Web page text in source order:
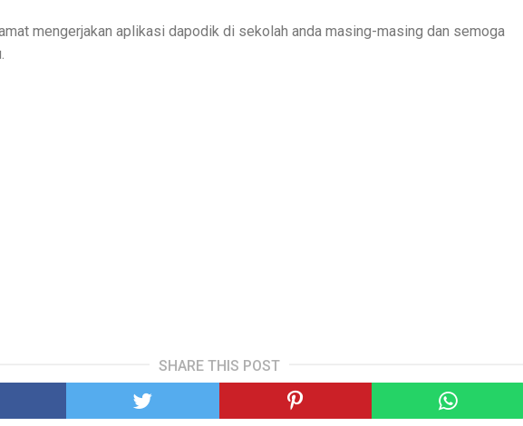
mengerjakan aplikasi dapodik di sekolah anda masing-masing dan semoga
SHARE THIS POST